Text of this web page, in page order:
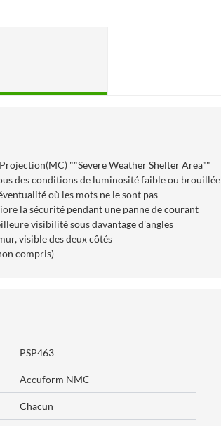
""Severe Weather Shelter Area""
des conditions de luminosité faible ou brouillée
où les mots ne le sont pas
la sécurité pendant une panne de courant
visibilité sous davantage d'angles
visible des deux côtés
compris)
PSP463
Accuform NMC
Chacun